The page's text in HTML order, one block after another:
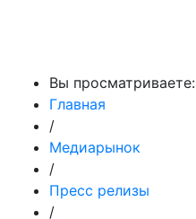
Вы просматриваете:
Главная
/
Медиарынок
/
Пресс релизы
/